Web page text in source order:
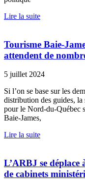
Lire la suite
Tourisme Baie-
attendent de
5 juillet 2024
Si l’on se base sur les
distribution des guides, la
pour le Nord-du-Québec
Baie-James,
Lire la suite
L’ARBJ se déplace
de cabinets